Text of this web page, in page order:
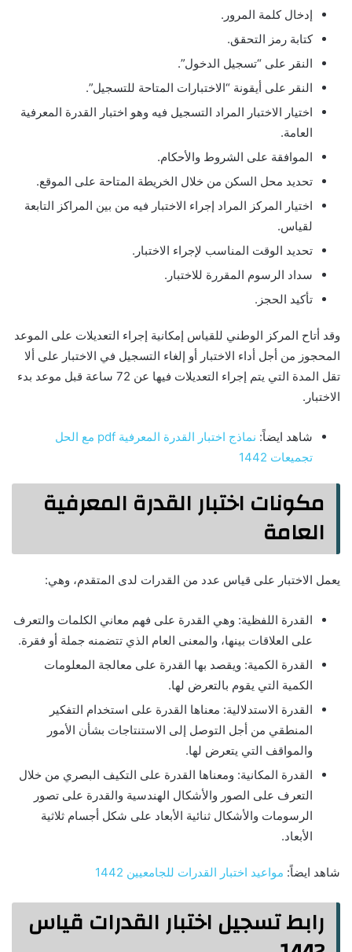
إدخال كلمة المرور.
كتابة رمز التحقق.
النقر على “تسجيل الدخول”.
النقر على أيقونة “الاختبارات المتاحة للتسجيل”.
اختيار الاختبار المراد التسجيل فيه وهو اختبار القدرة المعرفية
العامة.
الموافقة على الشروط والأحكام.
تحديد محل السكن من خلال الخريطة المتاحة على الموقع.
اختيار المركز المراد إجراء الاختبار فيه من بين المراكز التابعة
لقياس.
تحديد الوقت المناسب لإجراء الاختبار.
سداد الرسوم المقررة للاختبار.
تأكيد الحجز.
وقد أتاح المركز الوطني للقياس إمكانية إجراء التعديلات على الموعد
المحجوز من أجل أداء الاختبار أو إلغاء التسجيل في الاختبار على ألا
تقل المدة التي يتم إجراء التعديلات فيها عن 72 ساعة قبل موعد بدء
الاختبار.
شاهد ايضاً:
نماذج اختبار القدرة المعرفية pdf مع الحل
تجميعات 1442
مكونات اختبار القدرة المعرفية
العامة
يعمل الاختبار على قياس عدد من القدرات لدى المتقدم، وهي:
القدرة اللفظية: وهي القدرة على فهم معاني الكلمات والتعرف
على العلاقات بينها، والمعنى العام الذي تتضمنه جملة أو فقرة.
القدرة الكمية: ويقصد بها القدرة على معالجة المعلومات
الكمية التي يقوم بالتعرض لها.
القدرة الاستدلالية: معناها القدرة على استخدام التفكير
المنطقي من أجل التوصل إلى الاستنتاجات بشأن الأمور
والمواقف التي يتعرض لها.
القدرة المكانية: ومعناها القدرة على التكيف البصري من خلال
التعرف على الصور والأشكال الهندسية والقدرة على تصور
الرسومات والأشكال ثنائية الأبعاد على شكل أجسام ثلاثية
الأبعاد.
شاهد ايضاً: مواعيد اختبار القدرات للجامعيين 1442
رابط تسجيل اختبار القدرات قياس